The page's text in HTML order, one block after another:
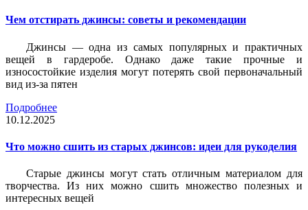
Чем отстирать джинсы: советы и рекомендации
Джинсы — одна из самых популярных и практичных
вещей в гардеробе. Однако даже такие прочные и
износостойкие изделия могут потерять свой первоначальный
вид из-за пятен
Подробнее
10.12.2025
Что можно сшить из старых джинсов: идеи для рукоделия
Старые джинсы могут стать отличным материалом для
творчества. Из них можно сшить множество полезных и
интересных вещей